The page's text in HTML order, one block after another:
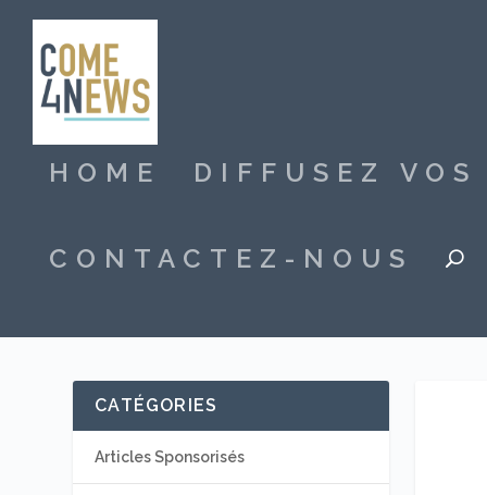
HOME DIFFUSEZ
CONTACTEZ-NOUS
CATÉGORIES
Articles Sponsorisés